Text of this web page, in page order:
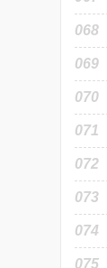
068
069
070
071
072
073
074
075